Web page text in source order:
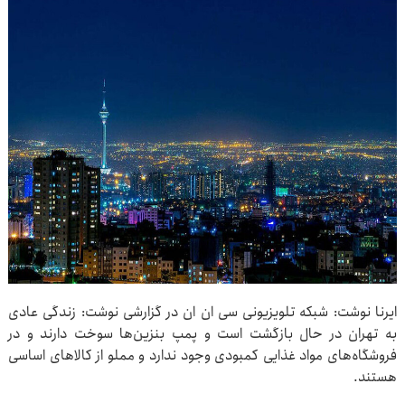
ایرنا نوشت: شبکه تلویزیونی سی ان ان در گزارشی نوشت: زندگی عادی
به تهران در حال بازگشت است و پمپ بنزین‌ها سوخت دارند و در
فروشگاه‌های مواد غذایی کمبودی وجود ندارد و مملو از کالاهای اساسی
هستند.